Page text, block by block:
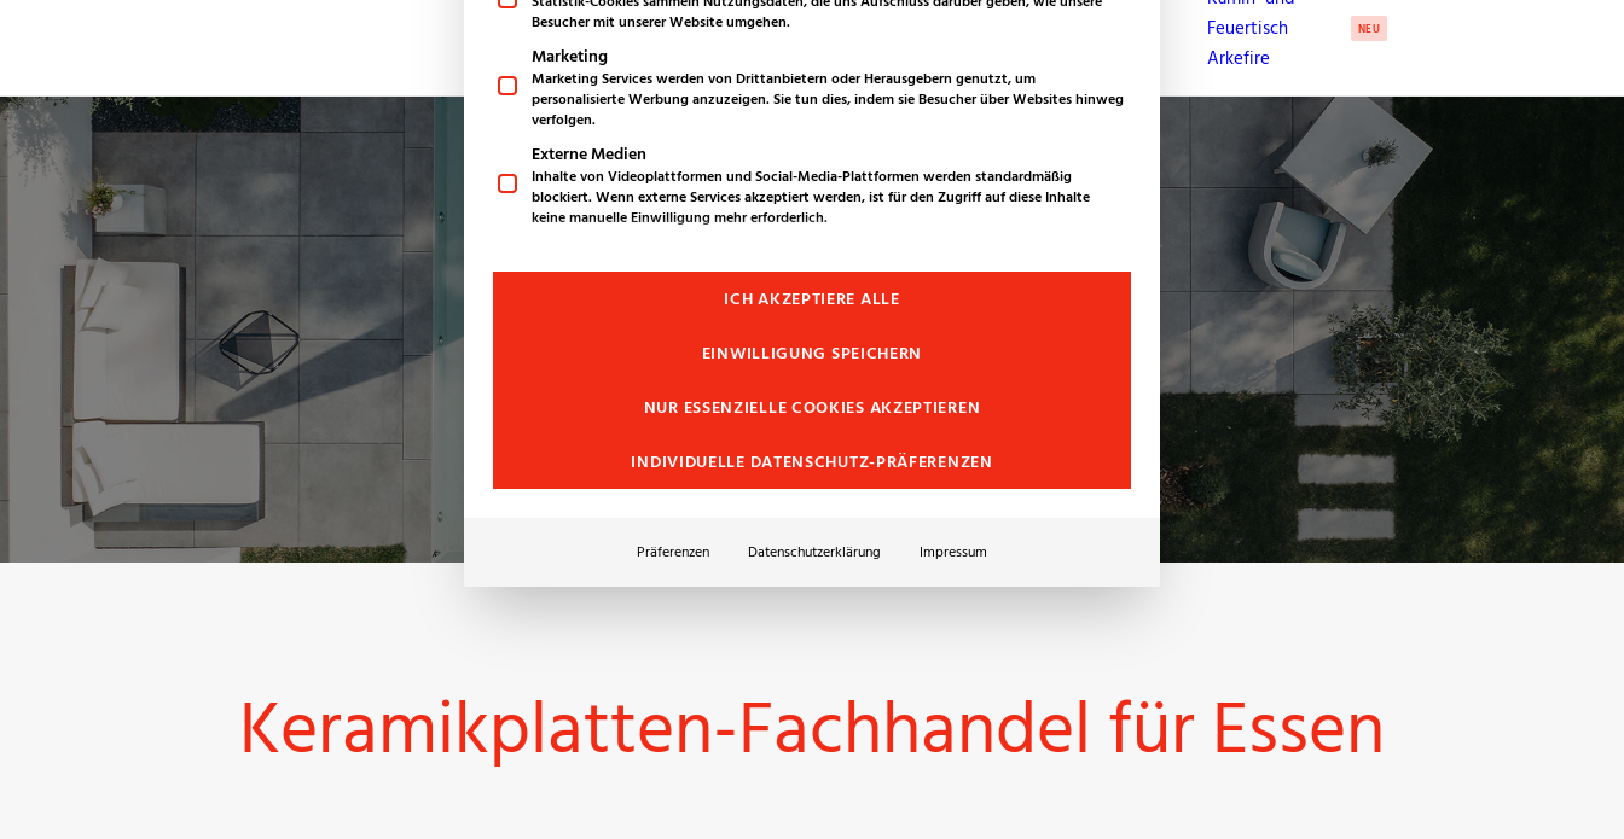
Feuertisch
Arkefire
NEU
Keramikplatten-Fachhandel für Essen
Besucher mit unserer Website umgehen.
Marketing
Marketing Services werden von Drittanbietern oder Herausgebern genutzt, um
personalisierte Werbung anzuzeigen. Sie tun dies, indem sie Besucher über Websites hinweg
verfolgen.
Externe Medien
Inhalte von Videoplattformen und Social-Media-Plattformen werden standardmäßig
blockiert. Wenn externe Services akzeptiert werden, ist für den Zugriff auf diese Inhalte
keine manuelle Einwilligung mehr erforderlich.
ICH AKZEPTIERE ALLE
EINWILLIGUNG SPEICHERN
NUR ESSENZIELLE COOKIES AKZEPTIEREN
INDIVIDUELLE DATENSCHUTZ-PRÄFERENZEN
Präferenzen Datenschutzerklärung Impressum